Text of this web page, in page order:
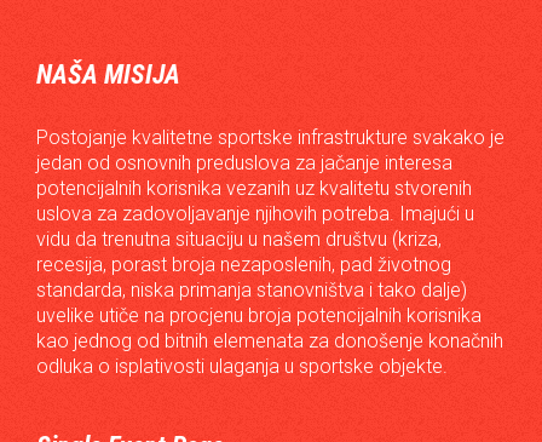
NAŠA MISIJA
Postojanje kvalitetne sportske infrastrukture svakako je
jedan od osnovnih preduslova za jačanje interesa
potencijalnih korisnika vezanih uz kvalitetu stvorenih
uslova za zadovoljavanje njihovih potreba. Imajući u
vidu da trenutna situaciju u našem društvu (kriza,
recesija, porast broja nezaposlenih, pad životnog
standarda, niska primanja stanovništva i tako dalje)
uvelike utiče na procjenu broja potencijalnih korisnika
kao jednog od bitnih elemenata za donošenje konačnih
odluka o isplativosti ulaganja u sportske objekte.